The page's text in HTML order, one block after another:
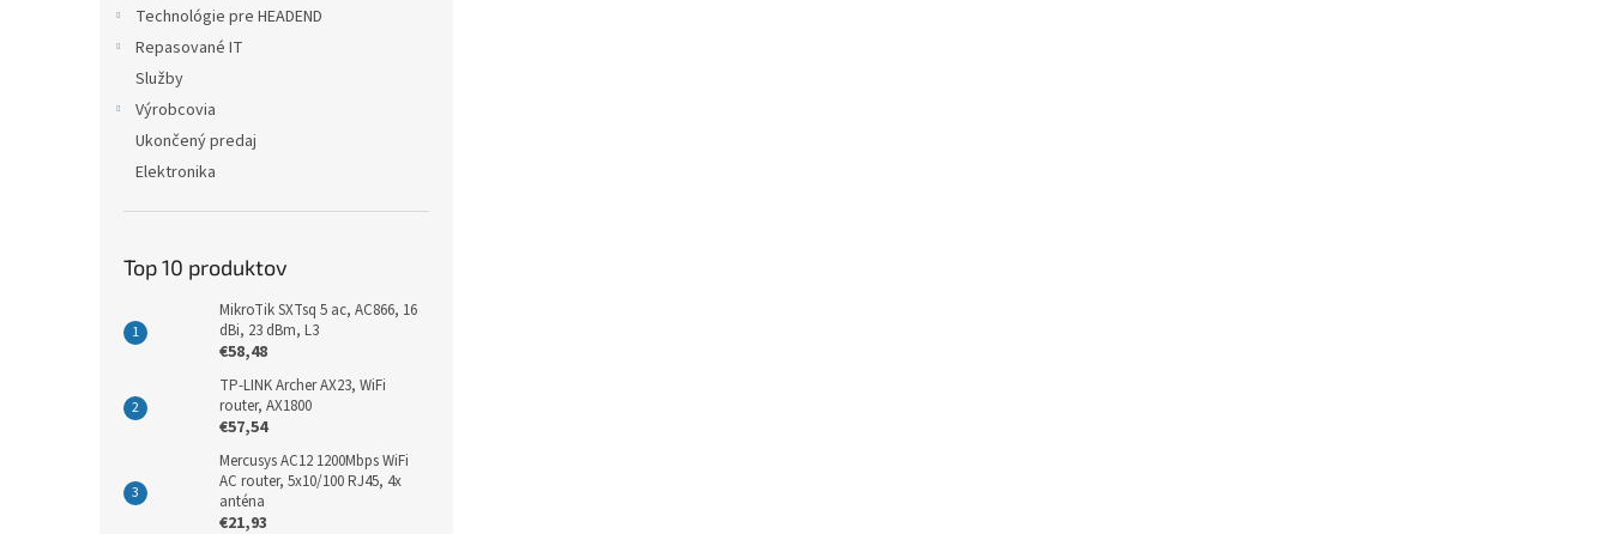
Technológie pre HEADEND
Repasované IT
Služby
Výrobcovia
Ukončený predaj
Elektronika
Top 10 produktov
MikroTik SXTsq 5 ac, AC866, 16
dBi, 23 dBm, L3
€58,48
TP-LINK Archer AX23, WiFi
router, AX1800
€57,54
Mercusys AC12 1200Mbps WiFi
AC router, 5x10/100 RJ45, 4x
anténa
€21,93